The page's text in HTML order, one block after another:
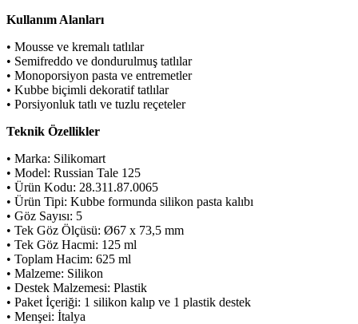
Kullanım Alanları
• Mousse ve kremalı tatlılar
• Semifreddo ve dondurulmuş tatlılar
• Monoporsiyon pasta ve entremetler
• Kubbe biçimli dekoratif tatlılar
• Porsiyonluk tatlı ve tuzlu reçeteler
Teknik Özellikler
• Marka: Silikomart
• Model: Russian Tale 125
• Ürün Kodu: 28.311.87.0065
• Ürün Tipi: Kubbe formunda silikon pasta kalıbı
• Göz Sayısı: 5
• Tek Göz Ölçüsü: Ø67 x 73,5 mm
• Tek Göz Hacmi: 125 ml
• Toplam Hacim: 625 ml
• Malzeme: Silikon
• Destek Malzemesi: Plastik
• Paket İçeriği: 1 silikon kalıp ve 1 plastik destek
• Menşei: İtalya